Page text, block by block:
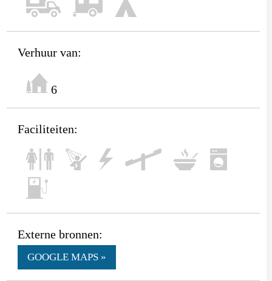
Verhuur van:
6
Faciliteiten:
Externe bronnen:
GOOGLE MAPS »